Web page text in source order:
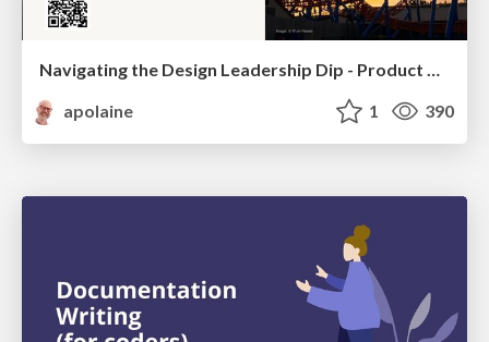
Navigating the Design Leadership Dip - Product Design Week Design Leaders+ Conference 2024
apolaine
1 390